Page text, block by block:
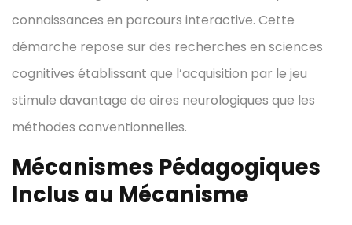
connaissances en parcours interactive. Cette
démarche repose sur des recherches en sciences
cognitives établissant que l’acquisition par le jeu
stimule davantage de aires neurologiques que les
méthodes conventionnelles.
Mécanismes Pédagogiques
Inclus au Mécanisme